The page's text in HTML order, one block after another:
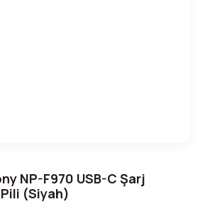
NP-F970 USB-C Şarj
(Siyah)